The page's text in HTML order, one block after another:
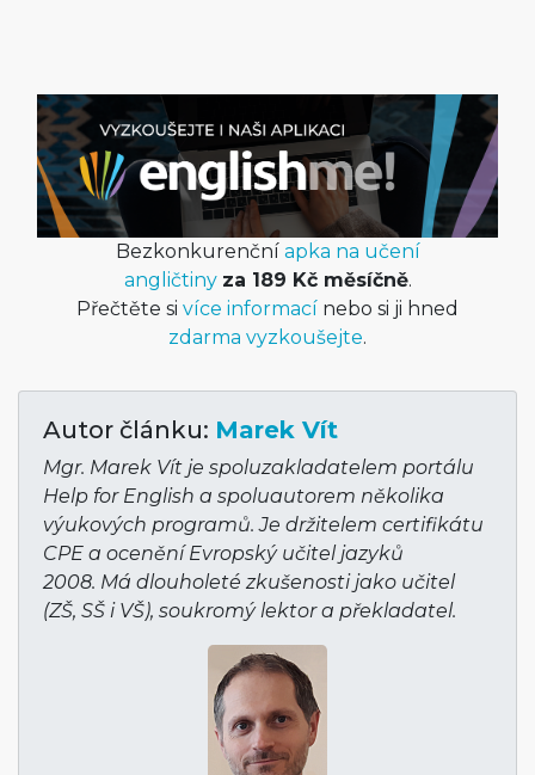
Bezkonkurenční apka na učení
angličtiny za 189 Kč měsíčně.
Přečtěte si více informací nebo si ji hned
zdarma vyzkoušejte.
Autor článku: Marek Vít
Mgr. Marek Vít je spoluzakladatelem portálu
Help for English a spoluautorem několika
výukových programů. Je držitelem certifikátu
CPE a ocenění Evropský učitel jazyků
2008. Má dlouholeté zkušenosti jako učitel
(ZŠ, SŠ i VŠ), soukromý lektor a překladatel.